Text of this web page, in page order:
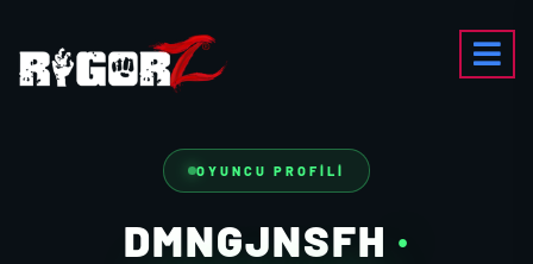
OYUNCU PROFILI
DMNGJNSFH ·